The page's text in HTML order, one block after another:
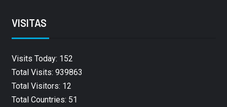
VISITAS
Visits Today: 152
Total Visits: 939863
Total Visitors: 12
Total Countries: 51